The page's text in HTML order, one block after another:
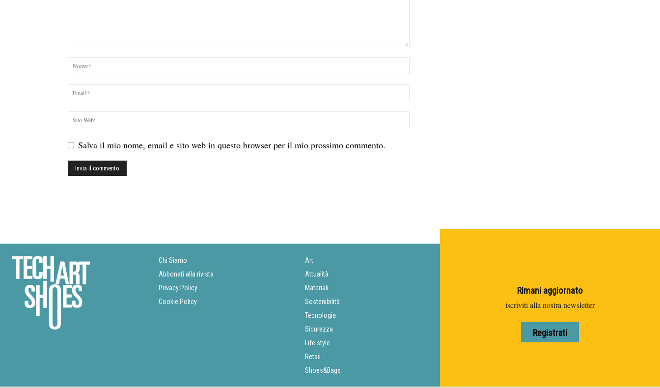
Salva il mio nome, email e sito web in questo browser per il mio prossimo commento.
Chi Siamo
Abbonati alla rivista
Privacy Policy
Cookie Policy
Art
Attualità
Materiali
Sostenibilità
Tecnologia
Sicurezza
Life style
Retail
Shoes&Bags
Rimani aggiornato
iscriviti alla nostra newsletter
Registrati